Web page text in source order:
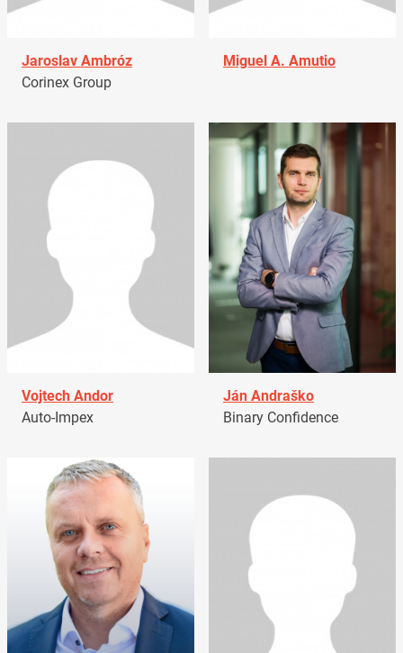
Jaroslav Ambróz
Corinex Group
Miguel A. Amutio
Vojtech Andor
Auto-Impex
Ján Andraško
Binary Confidence